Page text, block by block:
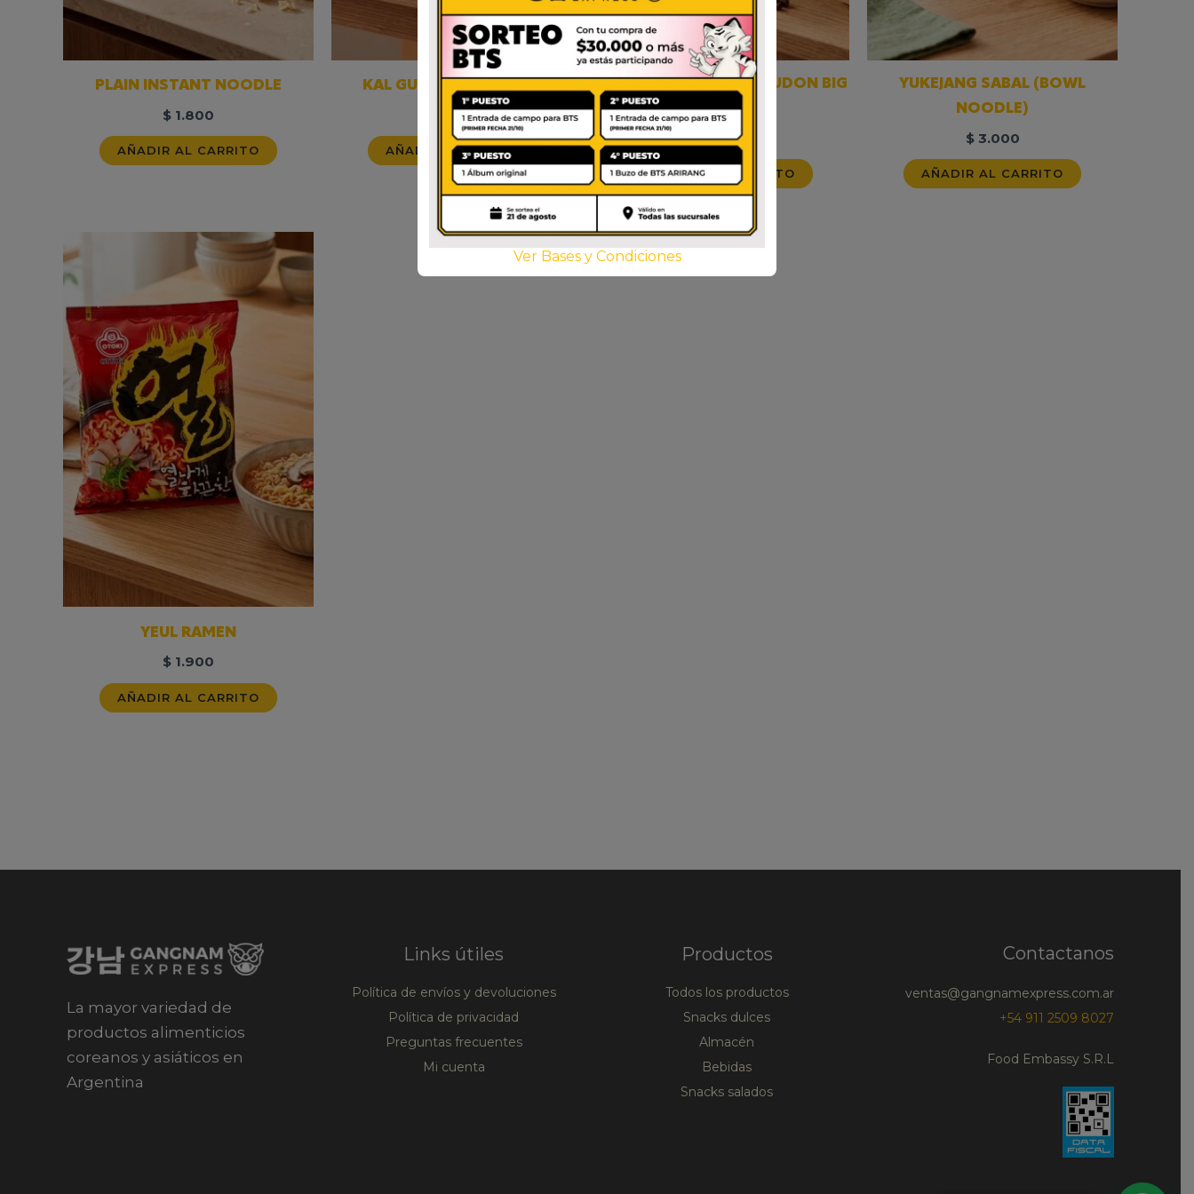
PLAIN INSTANT NOODLE
$1.800
AÑADIR AL CARRITO
KAL GUK SOO ANCHOVY
3.800
AÑADIR AL CARRITO
NONGSHIM TEMPURA UDON BIG
BOWL
$4.000
AÑADIR AL CARRITO
YUKEJANG SABAL (BOWL
NOODLE)
$3.000
AÑADIR AL CARRITO
YEUL RAMEN
$1.900
AÑADIR AL CARRITO
La mayor variedad de
productos alimenticios
coreanos y asiáticos en
Argentina
Links útiles
Política de envíos y devoluciones
Política de privacidad
Preguntas frecuentes
Mi cuenta
Productos
Todos los productos
Snacks dulces
Almacén
Bebidas
Snacks salados
Contactanos
ventas@gangnamexpress.com.ar
+54 911 2509 8027
Food Embassy S.R.L
Ver Bases y Condiciones